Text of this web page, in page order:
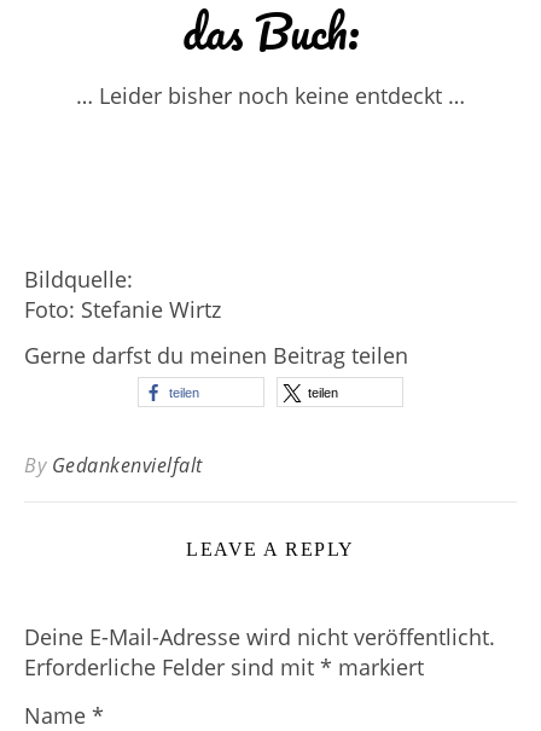
das Buch:
… Leider bisher noch keine entdeckt …
Bildquelle:
Foto: Stefanie Wirtz
Gerne darfst du meinen Beitrag teilen
teilen teilen
By Gedankenvielfalt
LEAVE A REPLY
Deine E-Mail-Adresse wird nicht veröffentlicht.
Erforderliche Felder sind mit * markiert
Name *